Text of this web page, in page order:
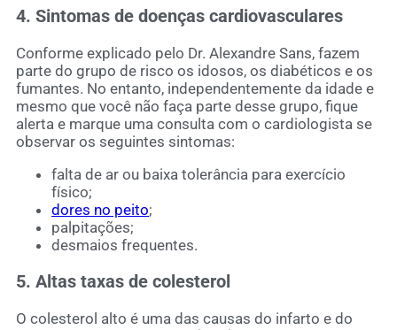
4. Sintomas de doenças cardiovasculares
Conforme explicado pelo Dr. Alexandre Sans, fazem
parte do grupo de risco os idosos, os diabéticos e os
fumantes. No entanto, independentemente da idade e
mesmo que você não faça parte desse grupo, fique
alerta e marque uma consulta com o cardiologista se
observar os seguintes sintomas:
falta de ar ou baixa tolerância para exercício
físico;
dores no peito;
palpitações;
desmaios frequentes.
5. Altas taxas de colesterol
O colesterol alto é uma das causas do infarto e do